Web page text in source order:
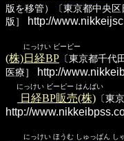
版を移管）〔東京都中央
版］
http://
にっけい ビーピー
(株)日経BP 〔東京都千代
医療］
http://
にっけい ビーピー はんばい
日経BP販売(株) 〔東
http://
にっけい ほうむ しゅっぱん し